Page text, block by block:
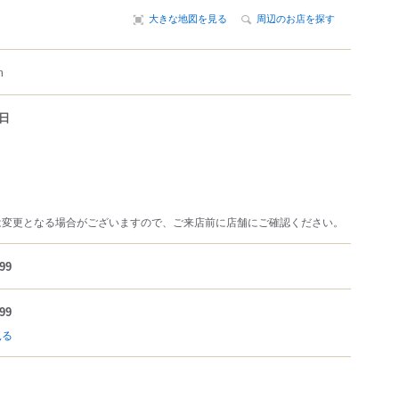
大きな地図を見る 周辺のお店を探す
更となる場合がございますので、ご来店前に店舗にご確認ください。